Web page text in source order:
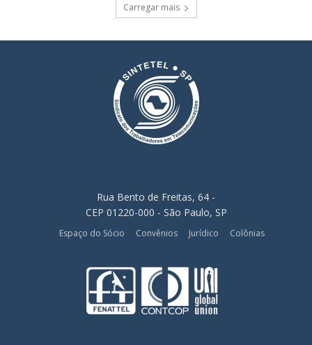
Carregar mais
Rua Bento de Freitas, 64 -
CEP 01220-000 - São Paulo, SP
Espaço do Sócio Convênios Jurídico Colônias